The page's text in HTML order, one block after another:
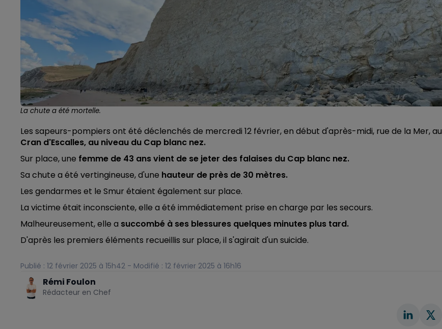
La chute a été mortelle.
Les sapeurs-pompiers ont été déclenchés de mercredi 12 février, en début d'après-midi, rue de la Mer, au
Cran d'Escalles, au niveau du Cap blanc nez.
Sur place, une femme de 43 ans vient de se jeter des falaises du Cap blanc nez.
Sa chute a été vertingineuse, d'une hauteur de près de 30 mètres.
Les gendarmes et le Smur étaient également sur place.
La victime était inconsciente, elle a été immédiatement prise en charge par les secours.
Malheureusement, elle a succombé à ses blessures quelques minutes plus tard.
D'après les premiers éléments recueillis sur place, il s'agirait d'un suicide.
Publié : 12 février 2025 à 15h42 - Modifié : 12 février 2025 à 16h16
Rémi Foulon
Rédacteur en Chef